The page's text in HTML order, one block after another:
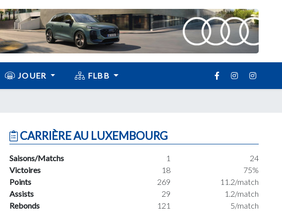
JOUER FLBB
CARRIÈRE AU LUXEMBOURG
Saisons/Matchs 1
24
Victoires
18
75%
Points
269
11.2/match
Assists
29
1.2/match
Rebonds
121 5/match